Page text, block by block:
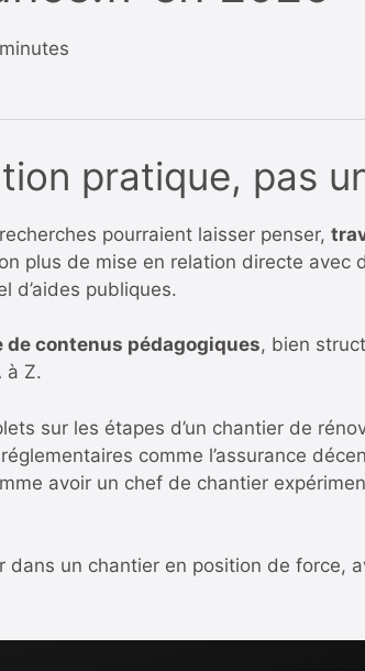
pratique, pas
pourraient laisser penser,
plus de mise en relation directe avec
d’aides publiques.
de contenus pédagogiques, bien
à Z.
sur les étapes d’un chantier de
comme l’assurance
avoir un chef de chantier
dans un chantier en position de